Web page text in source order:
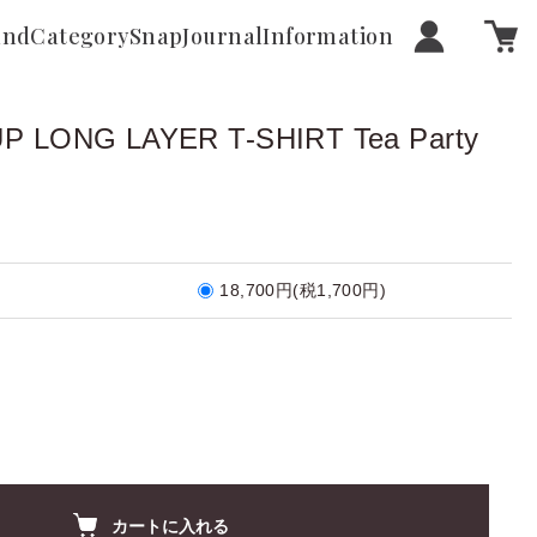
CategorySnapJournalInformation
LONG LAYER T-SHIRT Tea Party
18,700円(税1,700円)
カートに入れる